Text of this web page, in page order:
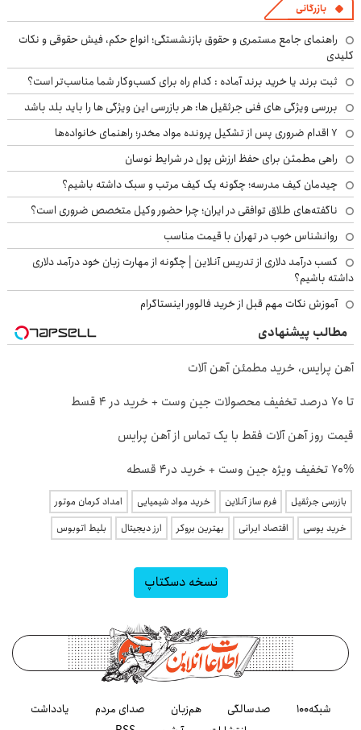
بازرگانی
راهنمای جامع مستمری و حقوق بازنشستگی؛ انواع حکم، فیش حقوقی و نکات
کلیدی
ثبت برند یا خرید برند آماده : کدام راه برای کسب‌وکار شما مناسب‌تر است؟
بررسی ویژگی های فنی جرثقیل ها: هر بازرسی این ویژگی ها را باید بلد باشد
۷ اقدام ضروری پس از تشکیل پرونده مواد مخدر؛ راهنمای خانواده‌ها
راهی مطمئن برای حفظ ارزش پول در شرایط نوسان
چیدمان کیف مدرسه؛ چگونه یک کیف مرتب و سبک داشته باشیم؟
ناگفته‌های طلاق توافقی در ایران؛ چرا حضور وکیل متخصص ضروری است؟
روانشناس خوب در تهران با قیمت مناسب
کسب درآمد دلاری از تدریس آنلاین | چگونه از مهارت زبان خود درآمد دلاری
داشته باشیم؟
آموزش نکات مهم قبل از خرید فالوور اینستاگرام
مطالب پیشنهادی
آهن پرایس، خرید مطمئن آهن آلات
تا 70 درصد تخفیف محصولات جین وست + خرید در 4 قسط
قیمت روز آهن آلات فقط با یک تماس از آهن پرایس
70% تخفیف ویژه جین وست + خرید در4 قسطه
بازرسی جرثقیل فرم ساز آنلاین خرید مواد شیمیایی
امداد کرمان موتور
خرید یوسی
اقتصاد ایرانی بهترین بروکر ارز دیجیتال بلیط اتوبوس
نسخه دسکتاپ
شبکه۱۰۰ صدسالگی هم‌زبان صدای مردم
یادداشت